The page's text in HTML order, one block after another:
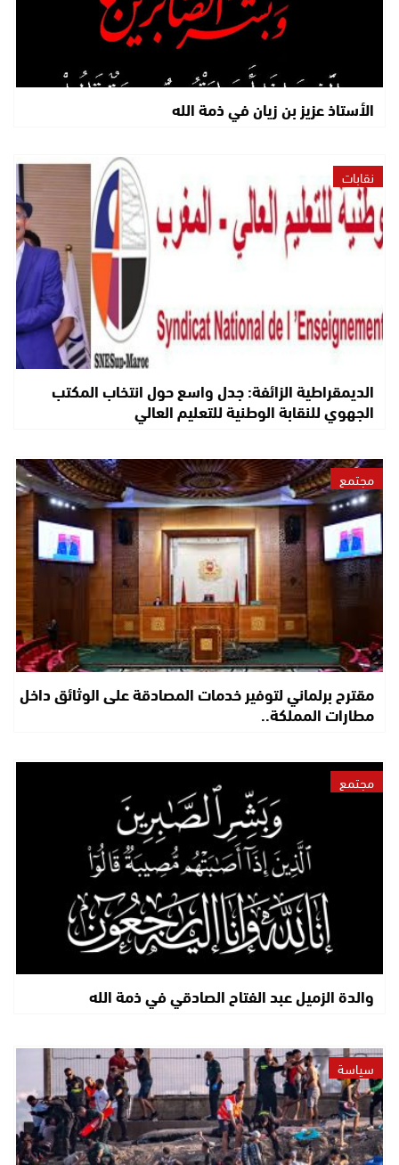
الأستاذ عزيز بن زيان في ذمة الله
نقابات
الديمقراطية الزائفة: جدل واسع حول انتخاب المكتب
الجهوي للنقابة الوطنية للتعليم العالي
مجتمع
مقترح برلماني لتوفير خدمات المصادقة على الوثائق داخل
مطارات المملكة..
مجتمع
والدة الزميل عبد الفتاح الصادقي في ذمة الله
سياسة